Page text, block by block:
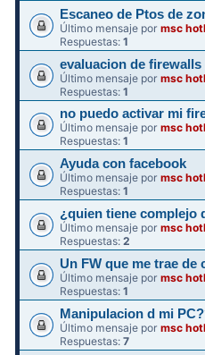
Escaneo de Ptos de
Último mensaje pormsc
Respuestas:1
evaluacion de firewalls
Último mensaje pormsc
Respuestas:1
no puedo activar mi
Último mensaje pormsc
Respuestas:1
Ayuda con facebook
Último mensaje pormsc
Respuestas:1
¿quien tiene complejo
Último mensaje pormsc
Respuestas:2
Un FW que me trae de
Último mensaje pormsc
Respuestas:1
Manipulacion d mi
Último mensaje pormsc
Respuestas:7